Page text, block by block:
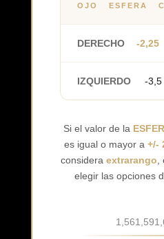
OJO ESFERA
DERECHO -2,25
IZQUIERDO -3,5
Si el valor de la
es igual o mayor a+/-
considera extrarango
elegir las opciones
1,561,59